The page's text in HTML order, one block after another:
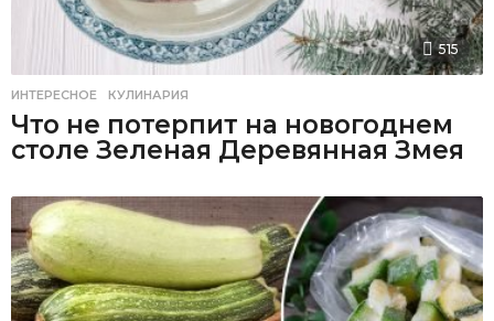
515
ИНТЕРЕСНОЕ ,КУЛИНАРИЯ
Что не потерпит на новогоднем
столе Зеленая Деревянная Змея